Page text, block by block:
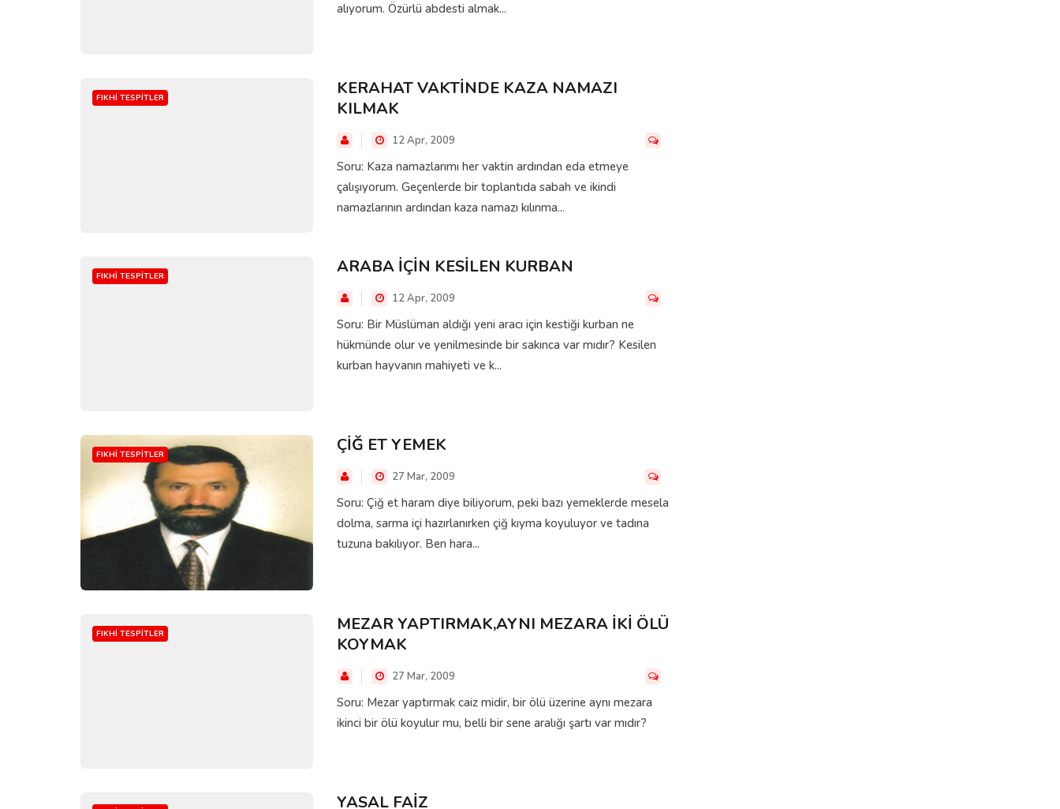
alıyorum. Özürlü abdesti almak...
FIKHI TESPITLER
KERAHAT VAKTİNDE KAZA NAMAZI
KILMAK
12 Apr, 2009
Soru: Kaza namazlarımı her vaktin ardından eda etmeye
çalışıyorum. Geçenlerde bir toplantıda sabah ve ikindi
namazlarının ardından kaza namazı kılınma...
FIKHI TESPITLER ARABA İÇİN KESİLEN KURBAN
12 Apr, 2009
Soru: Bir Müslüman aldığı yeni aracı için kestiği kurban ne
hükmünde olur ve yenilmesinde bir sakınca var mıdır? Kesilen
kurban hayvanın mahiyeti ve k...
FIKHI TESPITLER ÇİĞ ET YEMEK
27 Mar, 2009
Soru: Çiğ et haram diye biliyorum, peki bazı yemeklerde mesela
dolma, sarma içi hazırlanırken çiğ kıyma koyuluyor ve tadına
tuzuna bakılıyor. Ben hara...
FIKHI TESPITLER
MEZAR YAPTIRMAK,AYNI MEZARA İKİ ÖLÜ
KOYMAK
27 Mar, 2009
Soru: Mezar yaptırmak caiz midir, bir ölü üzerine aynı mezara
ikinci bir ölü koyulur mu, belli bir sene aralığı şartı var mıdır?
YASAL FAİZ